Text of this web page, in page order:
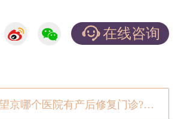
在线咨询
下一篇: 望京哪个医院有产后修复门诊?产胡减肥需要做的运动和健康饮食的方法